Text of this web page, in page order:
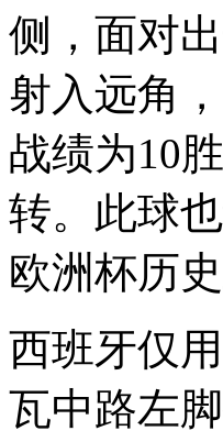
侧，面对
射入远角
战绩为10
转。此球
欧洲杯历
西班牙仅
瓦中路左